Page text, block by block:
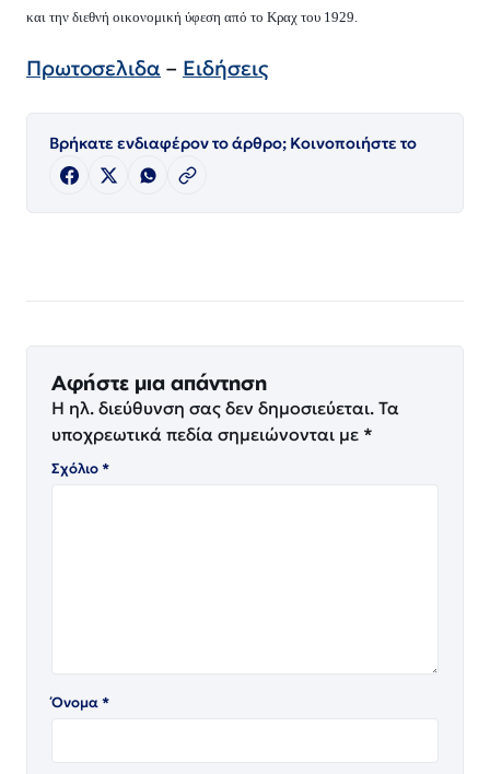
και την διεθνή οικονομική ύφεση από το Κραχ του 1929.
Πρωτοσελιδα – Ειδήσεις
Βρήκατε ενδιαφέρον το άρθρο; Κοινοποιήστε το
Αφήστε μια απάντηση
Η ηλ. διεύθυνση σας δεν δημοσιεύεται. Τα
υποχρεωτικά πεδία σημειώνονται με *
Σχόλιο*
Όνομα*